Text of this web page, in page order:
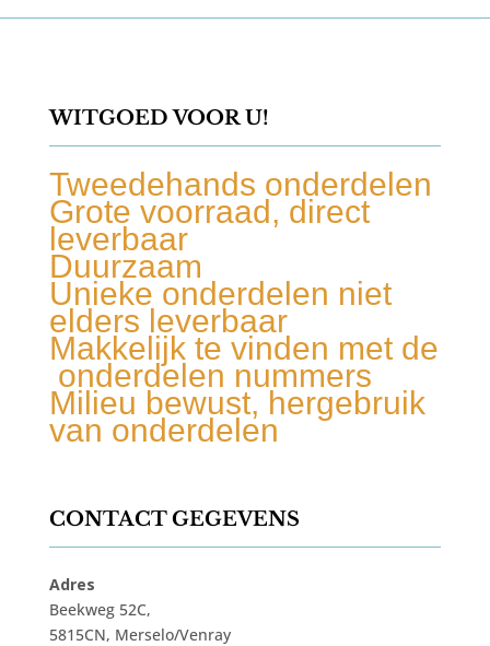
WITGOED VOOR U!
Tweedehands onderdelen
Grote voorraad, direct
leverbaar
Duurzaam
Unieke onderdelen niet
elders leverbaar
Makkelijk te vinden met de
onderdelen nummers
Milieu bewust, hergebruik
van onderdelen
CONTACT GEGEVENS
Adres
Beekweg 52C,
5815CN, Merselo/Venray